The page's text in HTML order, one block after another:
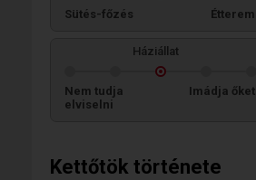
Kettőtök története
Sütés-főzés Étterem
Háziállat
Nem tudja
elviselni
Imádja őket